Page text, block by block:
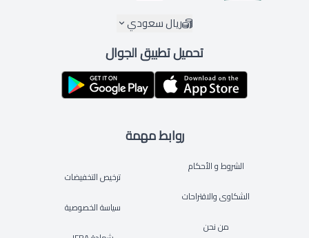
روابط مهمة
الشروط و الأحكام
الشكاوى والاقتراحات
من نحن
ترخيص التخفيضات
سياسة الخصوصية
ريال سعودي
تحميل تطبيق الجوال